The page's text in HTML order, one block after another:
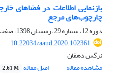
بازنمایی اطلاعات در فضاهای
چارچوب‌های مرجع
دوره 12، شماره 29، زمستان 1398، صفحه
10.22034/aaud.2020.102361
نرگس دهقان
مشاهده مقاله
اصل مقاله 2.61 M